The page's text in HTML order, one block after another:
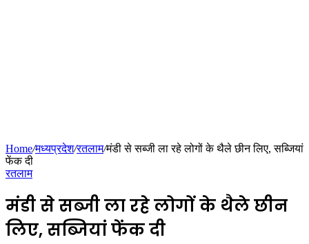
Home/मध्यप्रदेश/रतलाम/मंडी से सब्जी ला रहे लोगों के थैले छीन लिए, सब्जियां
फेंक दी
रतलाम
मंडी से सब्जी ला रहे लोगों के थैले छीन
लिए, सब्जियां फेंक दी